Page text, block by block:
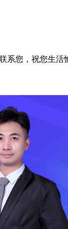
系您，祝您生活